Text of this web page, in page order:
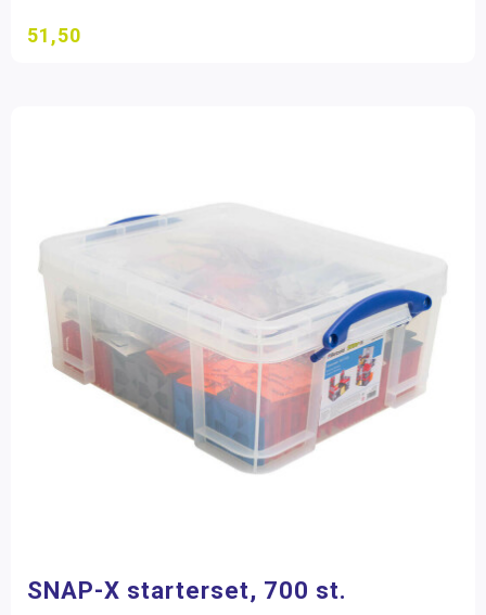
51,50
SNAP-X starterset, 700 st.